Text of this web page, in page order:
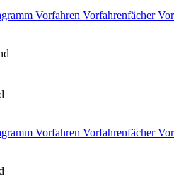
Vorfahren Vorfahrenfächer
Vorfahren Vorfahrenfächer